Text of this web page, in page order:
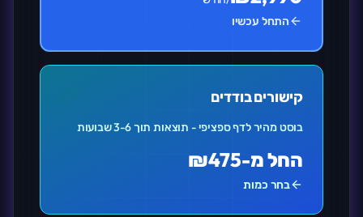
התחל עכשיו
קישורים בודדים
בוסט מהיר לדף ספציפי - תוצאות תוך 3-6 שבועות
החל מ-₪475
בחר כמות